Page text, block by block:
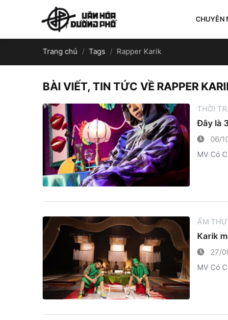
CHUYÊN
Trang chủ Tags Rapper Karik
BÀI VIẾT, TIN TỨC VỀ RAPPER
THỜI
Đây là
06/
MV Có
ẨM
Karik
27/
MV Có